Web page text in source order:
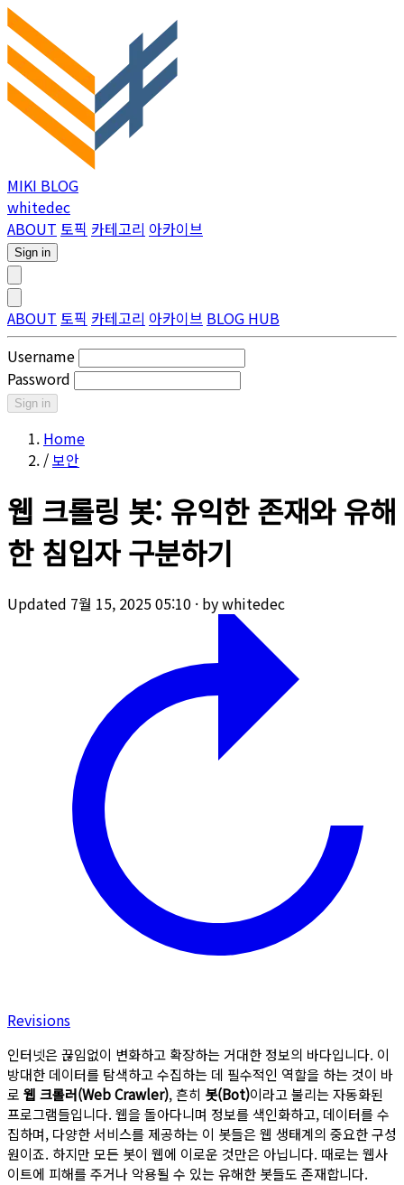
MIKI BLOG
whitedec
ABOUT 토픽 카테고리 아카이브
Sign in
ABOUT 토픽 카테고리 아카이브 BLOG HUB
Username
Password
Sign in
Home
/보안
웹 크롤링 봇: 유익한 존재와 유해
한 침입자 구분하기
Updated 7월 15, 2025 05:10 · by whitedec
Revisions
인터넷은 끊임없이 변화하고 확장하는 거대한 정보의 바다입니다. 이
방대한 데이터를 탐색하고 수집하는 데 필수적인 역할을 하는 것이 바
로 웹 크롤러(Web Crawler), 흔히 봇(Bot)이라고 불리는 자동화된
프로그램들입니다. 웹을 돌아다니며 정보를 색인화하고, 데이터를 수
집하며, 다양한 서비스를 제공하는 이 봇들은 웹 생태계의 중요한 구성
원이죠. 하지만 모든 봇이 웹에 이로운 것만은 아닙니다. 때로는 웹사
이트에 피해를 주거나 악용될 수 있는 유해한 봇들도 존재합니다.